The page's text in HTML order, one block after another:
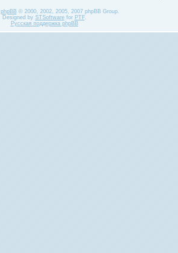
phpBB© 2000, 2002, 2005, 2007 phpBB Group.
Designed by STSoftwarefor PTF.
Русская поддержка phpBB